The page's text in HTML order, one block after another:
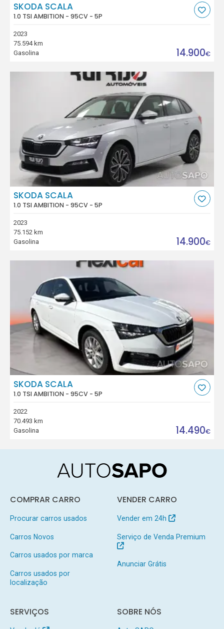
SKODA SCALA
1.0 TSI AMBITION - 95CV - 5P
2023
75.594 km
Gasolina
14.900€
SKODA SCALA
1.0 TSI AMBITION - 95CV - 5P
2023
75.152 km
Gasolina
14.900€
SKODA SCALA
1.0 TSI AMBITION - 95CV - 5P
2022
70.493 km
Gasolina
14.490€
COMPRAR CARRO
Procurar carros usados
Carros Novos
Carros usados por marca
Carros usados por
localização
VENDER CARRO
Vender em 24h
Serviço de Venda Premium
Anunciar Grátis
SERVIÇOS SOBRE NÓS